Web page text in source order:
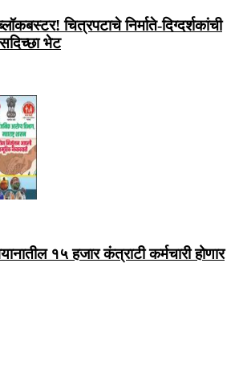
चित्रपटाचे निर्माते-दिग्दर्शकांची
भेट
१५ हजार कंत्राटी कर्मचारी होणार